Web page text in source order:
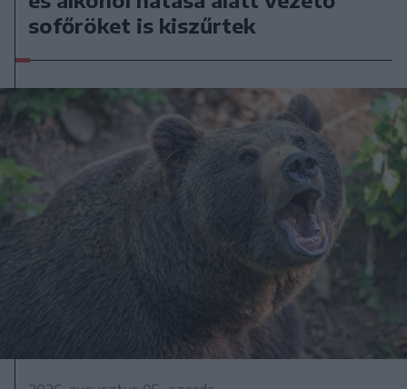
sofőröket is kiszűrtek